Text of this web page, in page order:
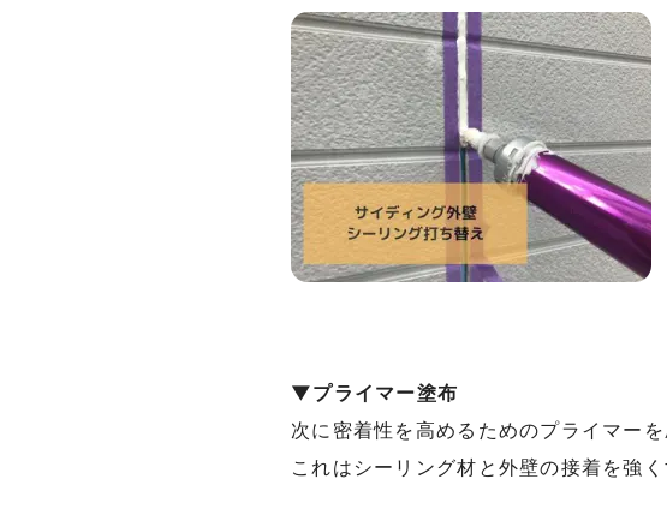
▼プライマー塗布
次に密着性を高めるためのプライマーを
これはシーリング材と外壁の接着を強